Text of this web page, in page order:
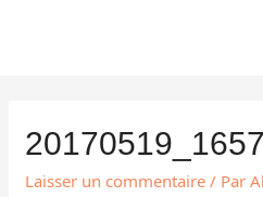
Laisser un commentaire / Par
articles